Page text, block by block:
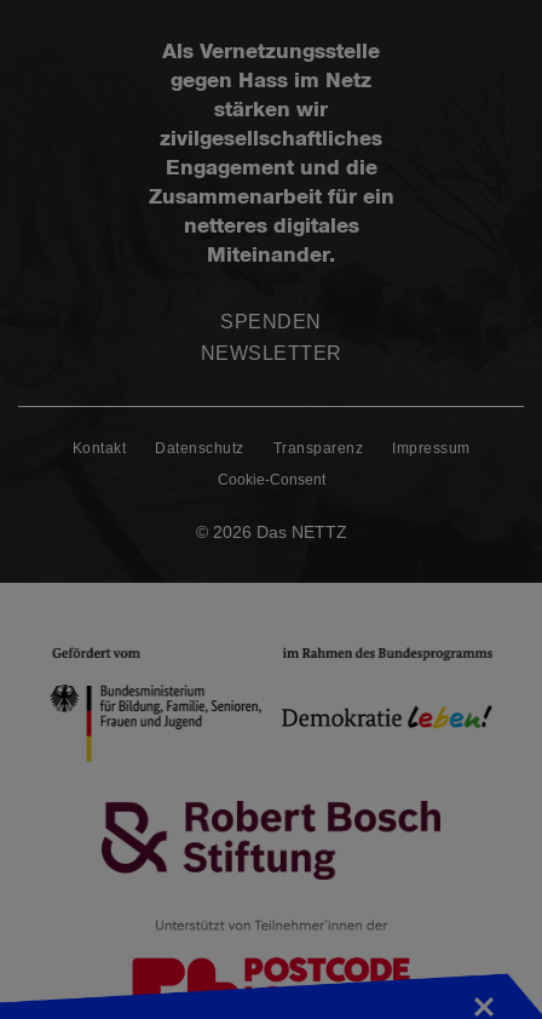
Als Vernetzungsstelle
gegen Hass im Netz
stärken wir
zivilgesellschaftliches
Engagement und die
Zusammenarbeit für ein
netteres digitales
Miteinander.
SPENDEN
NEWSLETTER
Kontakt Datenschutz Transparenz
Impressum
Cookie-Consent
© 2026 Das NETTZ